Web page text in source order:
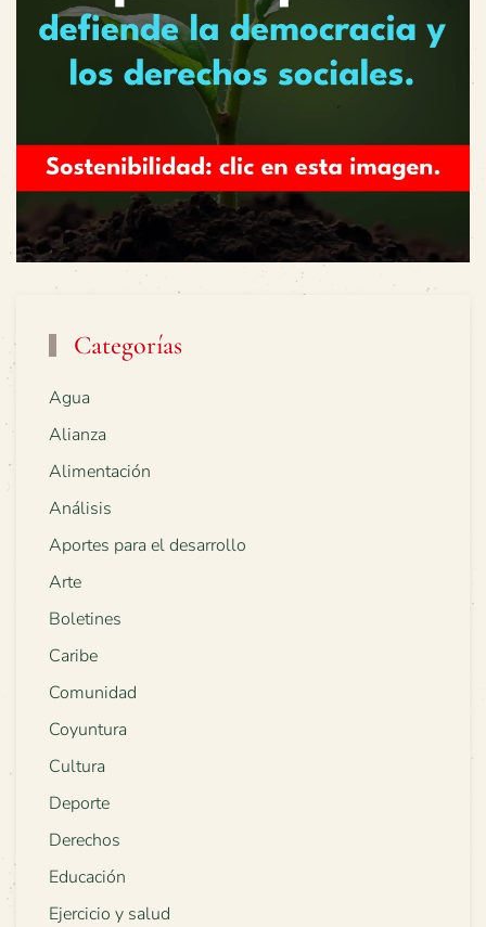
Categorías
Agua
Alianza
Alimentación
Análisis
Aportes para el desarrollo
Arte
Boletines
Caribe
Comunidad
Coyuntura
Cultura
Deporte
Derechos
Educación
Ejercicio y salud